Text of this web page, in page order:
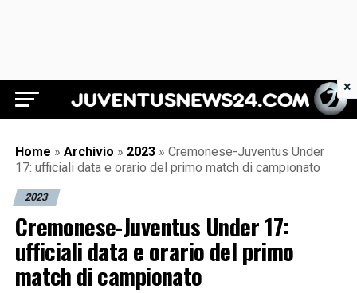
Juventus News 24
Home » Archivio » 2023 » Cremonese-Juventus Under
17: ufficiali data e orario del primo match di campionato
2023
Cremonese-Juventus Under 17:
ufficiali data e orario del primo
match di campionato
×